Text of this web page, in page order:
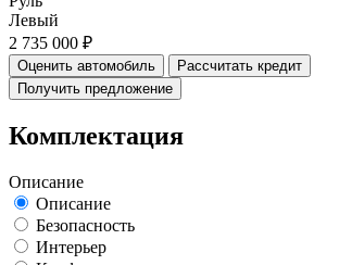
Левый
2 735 000 ₽
Оценить автомобиль
Рассчитать кредит
Получить предложение
Комплектация
Описание
Описание
Безопасность
Интерьер